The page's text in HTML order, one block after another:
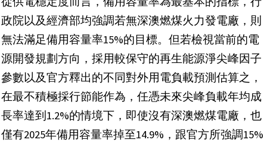
政院以及經濟部均強調若無深澳燃煤火力發電廠，則
無法滿足備用容量率15%的目標。但若檢視當前的電
源開發規劃方向，採用較保守的再生能源淨尖峰因子
參數以及官方釋出的不同對外用電負載預測估算之，
在最不積極採行節能作為，任憑未來尖峰負載年均成
長率達到1.2%的情境下，即使沒有深澳燃煤電廠，也
僅有2025年備用容量率掉至14.9%，跟官方所強調15%